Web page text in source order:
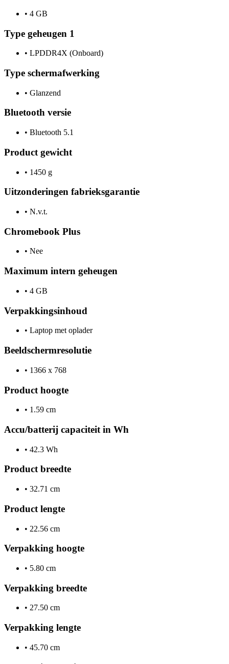
• 4 GB
Type geheugen 1
• LPDDR4X (Onboard)
Type schermafwerking
• Glanzend
Bluetooth versie
• Bluetooth 5.1
Product gewicht
• 1450 g
Uitzonderingen fabrieksgarantie
• N.v.t.
Chromebook Plus
• Nee
Maximum intern geheugen
• 4 GB
Verpakkingsinhoud
• Laptop met oplader
Beeldschermresolutie
• 1366 x 768
Product hoogte
• 1.59 cm
Accu/batterij capaciteit in Wh
• 42.3 Wh
Product breedte
• 32.71 cm
Product lengte
• 22.56 cm
Verpakking hoogte
• 5.80 cm
Verpakking breedte
• 27.50 cm
Verpakking lengte
• 45.70 cm